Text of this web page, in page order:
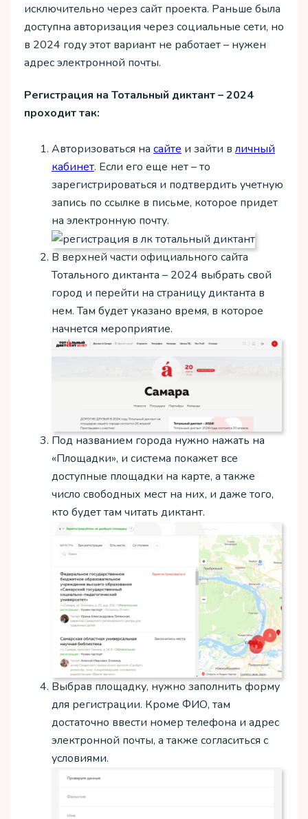
исключительно через сайт проекта. Раньше была
доступна авторизация через социальные сети, но
в 2024 году этот вариант не работает – нужен
адрес электронной почты.
Регистрация на Тотальный диктант – 2024
проходит так:
Авторизоваться на сайте и зайти в личный
кабинет. Если его еще нет – то
зарегистрироваться и подтвердить учетную
запись по ссылке в письме, которое придет
на электронную почту.
В верхней части официального сайта
Тотального диктанта – 2024 выбрать свой
город и перейти на страницу диктанта в
нем. Там будет указано время, в которое
начнется мероприятие.
Под названием города нужно нажать на
«Площадки», и система покажет все
доступные площадки на карте, а также
число свободных мест на них, и даже того,
кто будет там читать диктант.
Выбрав площадку, нужно заполнить форму
для регистрации. Кроме ФИО, там
достаточно ввести номер телефона и адрес
электронной почты, а также согласиться с
условиями.